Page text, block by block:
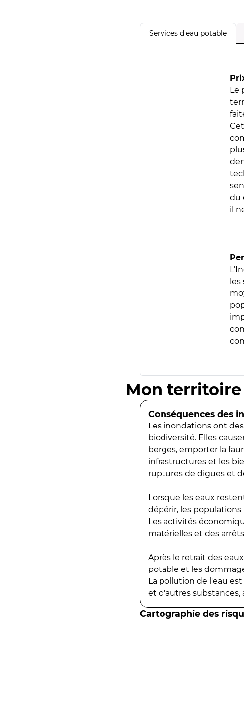
Services d'eau potable
Le
du
il
Mon
Conséquences des
Les inondations ont
biodiversité. Elles
berges, emporter la
infrastructures et les
ruptures de digues et
Lorsque les eaux
dépérir, les
Les activités
matérielles et des
Après le retrait des
potable et les
La pollution de l'eau
et d'autres substances,
Cartographie des